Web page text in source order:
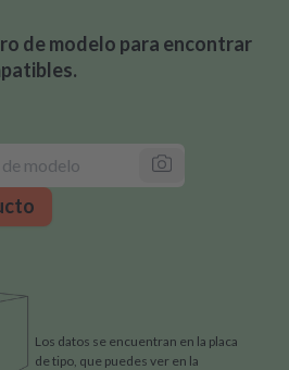
de modelo para encontrar
Los datos se encuentran en la placa
de tipo, que puedes ver en la